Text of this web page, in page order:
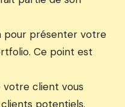
pour présenter votre
Ce point est
votre client vous
potentiels.